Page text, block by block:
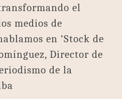
el
medios de
en ‘Stock de
Director de
de la